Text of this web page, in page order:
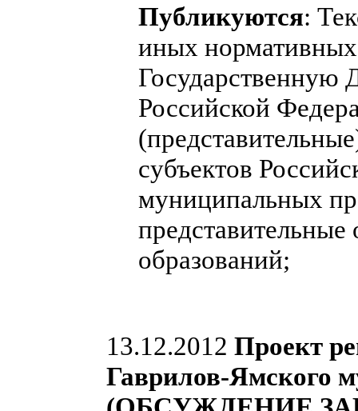
Публикуются:
иных
Государственную
Российской
субъектов
муниципальных
образований;
13.12.2012 Проект
Гаврилов-Ямского